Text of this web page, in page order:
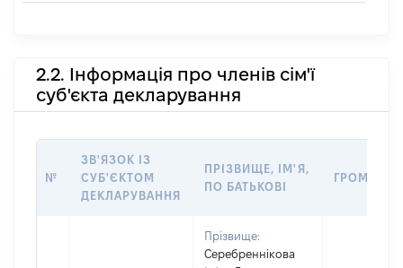
2.2. Інформація про членів сім'ї
суб'єкта декларування
№
ЗВ'ЯЗОК ІЗ
СУБ'ЄКТОМ
ДЕКЛАРУВАННЯ
ПРІЗВИЩЕ, ІМ'Я,
ПО БАТЬКОВІ
Прізвище:
Серебреннікова